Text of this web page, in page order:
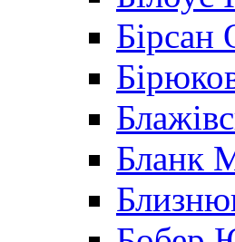
Бірсан
Бланк